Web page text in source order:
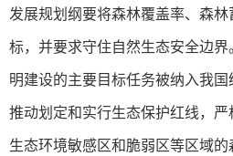
发展规划纲要将森林覆盖率、森
标，并要求守住自然生态安全边
明建设的主要目标任务被纳入我国
推动划定和实行生态保护红线，严
生态环境敏感区和脆弱区等区域